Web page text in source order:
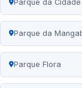
Parque da Cidade
Parque da
Parque Flora